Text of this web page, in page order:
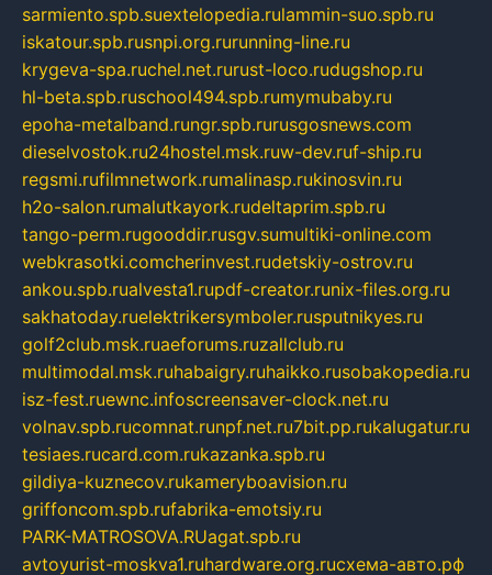
sarmiento.spb.suextelopedia.rulammin-suo.spb.ru
iskatour.spb.rusnpi.org.rurunning-line.ru
krygeva-spa.ruchel.net.rurust-loco.rudugshop.ru
hl-beta.spb.ruschool494.spb.rumymubaby.ru
epoha-metalband.rungr.spb.rurusgosnews.com
dieselvostok.ru24hostel.msk.ruw-dev.ruf-ship.ru
regsmi.rufilmnetwork.rumalinasp.rukinosvin.ru
h2o-salon.rumalutkayork.rudeltaprim.spb.ru
tango-perm.rugooddir.rusgv.sumultiki-online.com
webkrasotki.comcherinvest.rudetskiy-ostrov.ru
ankou.spb.rualvesta1.rupdf-creator.runix-files.org.ru
sakhatoday.ruelektrikersymboler.rusputnikyes.ru
golf2club.msk.ruaeforums.ruzallclub.ru
multimodal.msk.ruhabaigry.ruhaikko.rusobakopedia.ru
isz-fest.ruewnc.infoscreensaver-clock.net.ru
volnav.spb.rucomnat.runpf.net.ru7bit.pp.rukalugatur.ru
tesiaes.rucard.com.rukazanka.spb.ru
gildiya-kuznecov.rukameryboavision.ru
griffoncom.spb.rufabrika-emotsiy.ru
PARK-MATROSOVA.RUagat.spb.ru
avtoyurist-moskva1.ruhardware.org.ruсхема-авто.рф